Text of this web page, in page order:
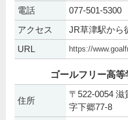
電話
077-501-5300
アクセス
JR草津駅から
URL
https://
ゴールフリー高
住所
〒522-0054
字下郷77‐8